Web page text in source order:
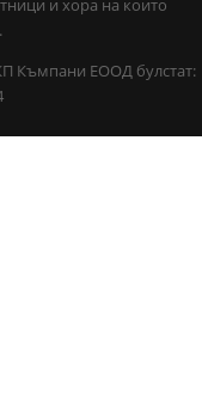
и хора на които
Къмпани ЕООД булстат: